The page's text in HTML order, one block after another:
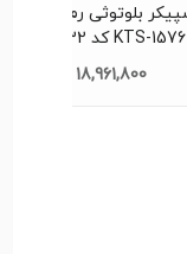
بلوتوثی رم و فلش
عمده
18,961,800 ریال